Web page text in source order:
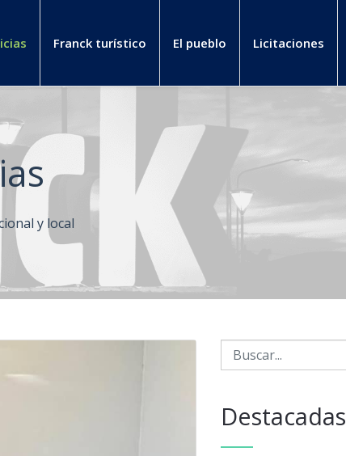
Franck turístico El pueblo Licitaciones
y local
Destacadas